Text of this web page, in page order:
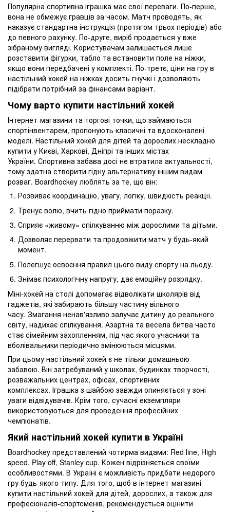
Популярна спортивна іграшка має свої переваги. По-перше,
вона не обмежує гравців за часом. Матч проводять, як
наказує стандартна інструкція (протягом трьох періодів) або
до певного рахунку. По-друге, виріб продається у вже
зібраному вигляді. Користувачам залишається лише
розставити фігурки, табло та встановити поле на ніжки,
якщо вони передбачені у комплекті. По-третє, ціни на гру в
настільний хокей на ніжках досить гнучкі і дозволяють
підібрати потрібний за фінансами варіант.
Чому варто купити настільний хокей
Інтернет-магазини та торгові точки, що займаються
спортінвентарем, пропонують класичні та вдосконалені
моделі. Настільний хокей для дітей та дорослих нескладно
купити у Києві, Харкові, Дніпрі та інших містах
України. Спортивна забава досі не втратила актуальності,
тому здатна створити гідну альтернативу іншим видам
розваг. Boardhockey люблять за те, що він:
Розвиває координацію, увагу, логіку, швидкість реакції.
Тренує волю, вчить гідно приймати поразку.
Сприяє «живому» спілкуванню між дорослими та дітьми.
Дозволяє перервати та продовжити матч у будь-який
момент.
Полегшує освоєння правил цього виду спорту на льоду.
Знімає психологічну напругу, дає емоційну розрядку.
Міні-хокей на столі допомагає відволікати школярів від
гаджетів, які забирають більшу частину вільного
часу. Змагання ненав'язливо залучає дитину до реального
світу, надихає спілкування. Азартна та весела битва часто
стає сімейним захопленням, під час якого учасники та
вболівальники періодично змінюються місцями.
При цьому настільний хокей є не тільки домашньою
забавою. Він затребуваний у школах, будинках творчості,
розважальних центрах, офісах, спортивних
комплексах. Іграшка з шайбою завжди опиняється у зоні
уваги відвідувачів. Крім того, сучасні екземпляри
використовуються для проведення професійних
чемпіонатів.
Який настільний хокей купити в Україні
Boardhockey представлений чотирма видами: Red line, High
speed, Play off, Stanley cup. Кожен відрізняється своїми
особливостями. В Україні є можливість придбати недорого
гру будь-якого типу. Для того, щоб в інтернет-магазині
купити настільний хокей для дітей, дорослих, а також для
професіоналів-спортсменів, рекомендується оцінити